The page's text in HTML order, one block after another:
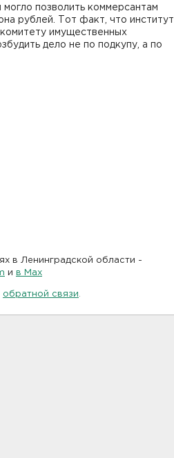
позволить коммерсантам
рублей. Тот факт, что институт
имущественных
дело не по подкупу, а по
в Ленинградской области -
и в Maх
обратной связи